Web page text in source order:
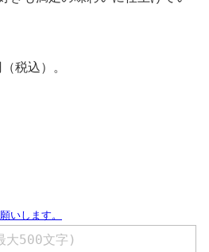
税込）。